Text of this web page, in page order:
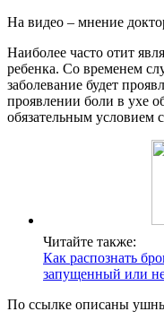
На видео – мнение
Наиболее часто отит
ребенка. Со временем
заболевание будет
проявлении боли в ухе
обязательным условием
Читайте также:
Как распознать
запущенный или
По ссылке описаны